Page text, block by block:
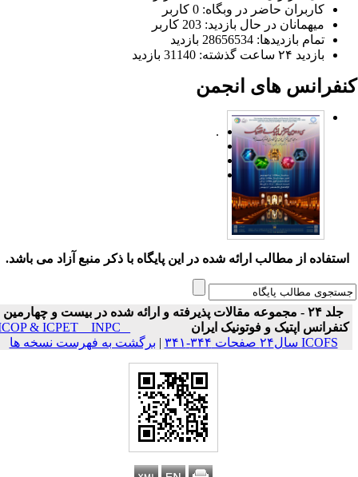
کاربران حاضر در وبگاه: 0 کاربر
میهمانان در حال بازدید: 203 کاربر
تمام بازدید‌ها: 28656534 بازدید
بازدید ۲۴ ساعت گذشته: 31140 بازدید
های انجمن
.
استفاده از مطالب ارائه شده در این پایگاه با ذکر منبع آزاد می باشد.
جلد ۲۴ - مجموعه مقالات پذیرفته و ارائه شده در بیست و چهارمین
کنفرانس اپتیک و فوتونیک ایران
ICOP & ICPET _ INPC _
ICOFS سال۲۴ صفحات ۳۴۴-۳۴۱
|برگشت به فهرست نسخه ها